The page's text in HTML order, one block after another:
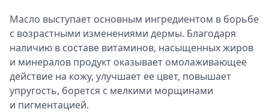
Масло выступает основным ингредиентом в борьбе
с возрастными изменениями дермы. Благодаря
наличию в составе витаминов, насыщенных жиров
и минералов продукт оказывает омолаживающее
действие на кожу, улучшает ее цвет, повышает
упругость, борется с мелкими морщинами
и пигментацией.